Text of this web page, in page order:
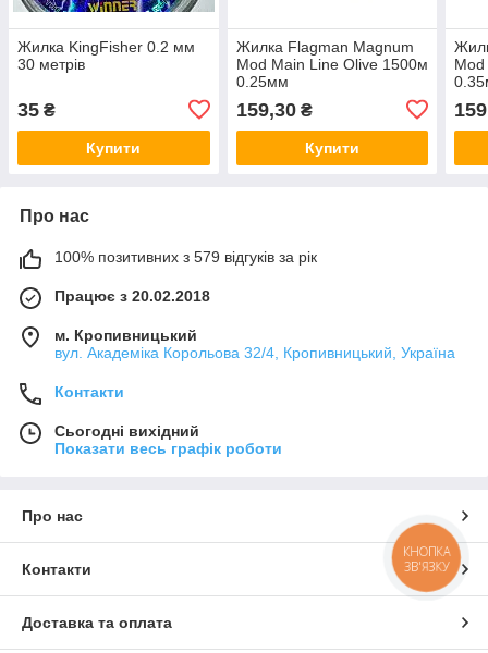
Жилка KingFisher 0.2 мм
30 метрів
35 ₴
Купити
Жилка Flagman Magnum
Mod Main Line Olive 1500м
0.25мм
159,30₴
Купити
Про нас
100% позитивних з 579 відгуків за рік
Працює з 20.02.2018
м. Кропивницький
вул. Академіка Корольова 32/4, Кропивницький, Україна
Контакти
Сьогодні вихідний
Показати весь графік роботи
Про нас
Контакти
Доставка та оплата
КНОПКА
ЗВ'ЯЗКУ